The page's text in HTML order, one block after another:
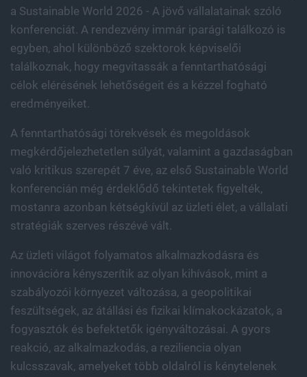
a Sustainable World 2026 - A jövő vállalatainak szóló
konferenciát. A rendezvény immár iparági találkozó is
egyben, ahol különböző szektorok képviselői
találkoznak, hogy megvitassák a fenntarthatósági
célok elérésének lehetőségeit és a kézzel fogható
eredményeiket.
A fenntarthatósági törekvések és megoldások
megkérdőjelezhetetlen súlyát, valamint a gazdaságban
való kritikus szerepét 7 éve, az első Sustainable World
konferencián még érdeklődő tekintetek figyelték,
mostanra azonban kétségkívül az üzleti élet, a vállalati
stratégiák szerves részévé vált.
Az üzleti világot folyamatos alkalmazkodásra és
innovációra kényszerítik az olyan kihívások, mint a
szabályozói környezet változása, a geopolitikai
feszültségek, az átállási és fizikai klímakockázatok, a
fogyasztók és befektetők igényváltozásai. A gyors
reakció, az alkalmazkodás, a reziliencia olyan
kulcsszavak, amelyeket több oldalról is kénytelenek